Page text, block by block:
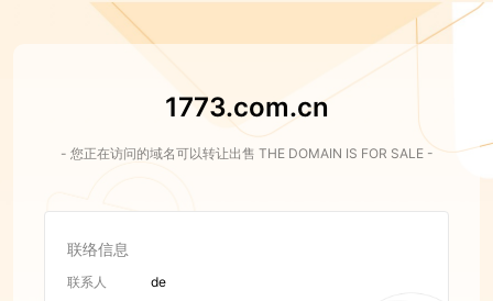
1773.com.cn
- 您正在访问的域名可以转让出售 THE DOMAIN IS FOR SALE -
联络信息
联系人
de